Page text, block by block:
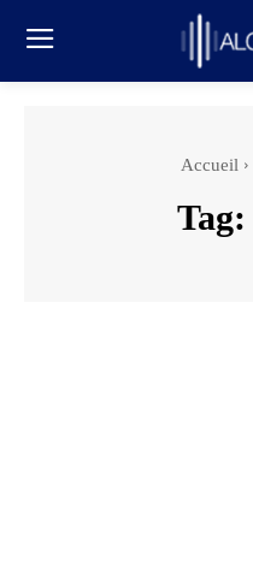
Accueil
Tag: